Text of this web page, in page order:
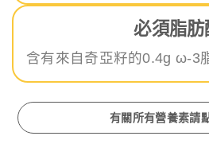
必須脂肪
含有來自奇亞籽的0.4g ω-3
有關所有營養素請